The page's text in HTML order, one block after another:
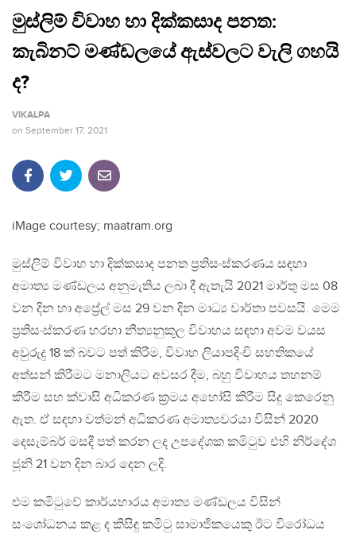
මුස්ලිම් විවාහ හා දික්කසාද පනත:
කැබිනට් මණ්ඩලයේ ඇස්වලට වැලි ගහයි
ද?
VIKALPA
on September 17, 2021
iMage courtesy; maatram.org
මුස්ලිම් විවාහ හා දික්කසාද පනත ප්‍රතිසංස්කරණය සඳහා
අමාත්‍ය මණ්ඩලය අනුමැතිය ලබා දී ඇතැයි 2021 මාර්තු මස 08
වන දින හා අප්‍රේල් මස 29 වන දින මාධ්‍ය වාර්තා පවසයි. මෙම
ප්‍රතිසංස්කරණ හරහා නීත්‍යනුකූල විවාහය සඳහා අවම වයස
අවුරුදු 18 ක් බවට පත් කිරීම, විවාහ ලියාපදිංචි සහතිකයේ
අත්සන් කිරීමට මනාලියට අවසර දීම, බහු විවාහය තහනම්
කිරීම සහ ක්වාසි අධිකරණ ක්‍රමය අහෝසි කිරීම සිදු කෙරෙනු
ඇත. ඒ සඳහා වත්මන් අධිකරණ අමාත්‍යවරයා විසින් 2020
දෙසැම්බර් මසදී පත් කරන ලද උපදේශක කමිටුව එහි නිර්දේශ
ජූනි 21 වන දින බාර දෙන ලදි.
එම කමිටුවේ කාර්යභාරය අමාත්‍ය මණ්ඩලය විසින්
සංශෝධනය කළ ද කිසිඳු කමිටු සාමාජිකයෙකු ඊට විරෝධය